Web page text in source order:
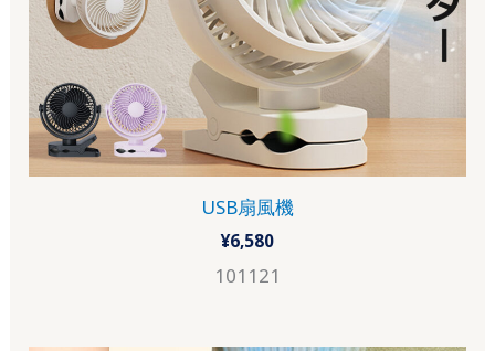
USB扇風機
¥6,580
101121